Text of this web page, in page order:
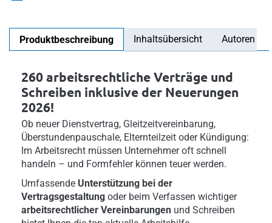
Produktbeschreibung Inhaltsübersicht Autoren
260 arbeitsrechtliche Verträge und
Schreiben inklusive der Neuerungen
2026!
Ob neuer Dienstvertrag, Gleitzeitvereinbarung,
Überstundenpauschale, Elternteilzeit oder Kündigung:
Im Arbeitsrecht müssen Unternehmer oft schnell
handeln – und Formfehler können teuer werden.
Umfassende Unterstützung bei der
Vertragsgestaltung oder beim Verfassen wichtiger
arbeitsrechtlicher Vereinbarungen und Schreiben